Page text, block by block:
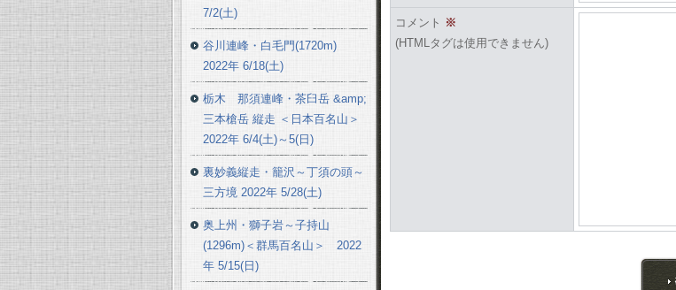
コメント ※
(HTMLタグは使用できません)
7/2(土)
谷川連峰・白毛門(1720m)
2022年 6/18(土)
栃木 那須連峰・茶臼岳 &amp;
三本槍岳 縦走 ＜日本百名山＞
2022年 6/4(土)～5(日)
裏妙義縦走・籠沢～丁須の頭～
三方境 2022年 5/28(土)
奥上州・獅子岩～子持山
(1296m)＜群馬百名山＞ 2022
年 5/15(日)